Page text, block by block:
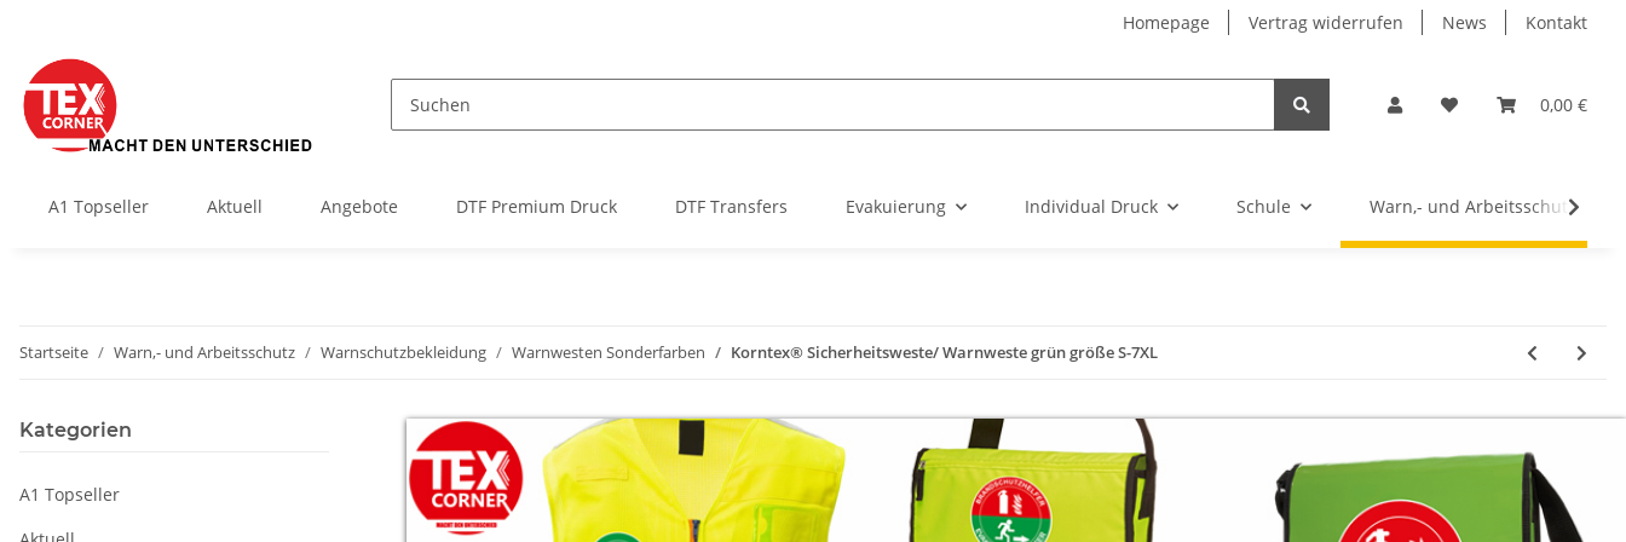
Homepage Vertrag widerrufen News Kontakt
0,00 €
A1 Topseller Aktuell Angebote DTF Premium Druck DTF Transfers Evakuierung Individual Druck Schule Warn,- und Arbeitsschutz
Startseite Warn,- und Arbeitsschutz Warnschutzbekleidung Warnwesten Sonderfarben Korntex® Sicherheitsweste/ Warnweste grün größe S-7XL
Kategorien
A1 Topseller